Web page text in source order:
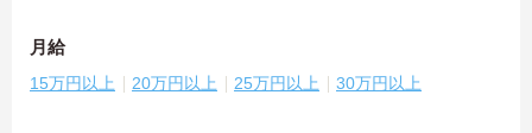
月給
15万円以上 20万円以上 25万円以上 30万円以上